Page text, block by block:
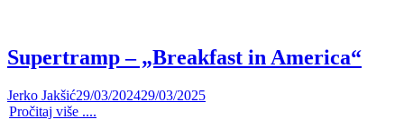
Supertramp – „Breakfast in America“
Jerko Jakšić29/03/202429/03/2025
Pročitaj više ....